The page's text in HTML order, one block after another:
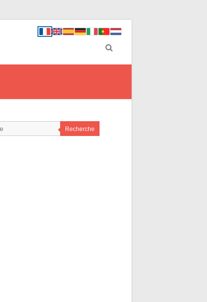
Recherche